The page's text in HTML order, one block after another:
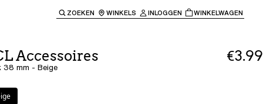
keren naar de hoofdnavigatie.
ZOEKEN WINKELS INLOGGEN WINKELWAGEN
Accessoires
38 mm - Beige
€3.99